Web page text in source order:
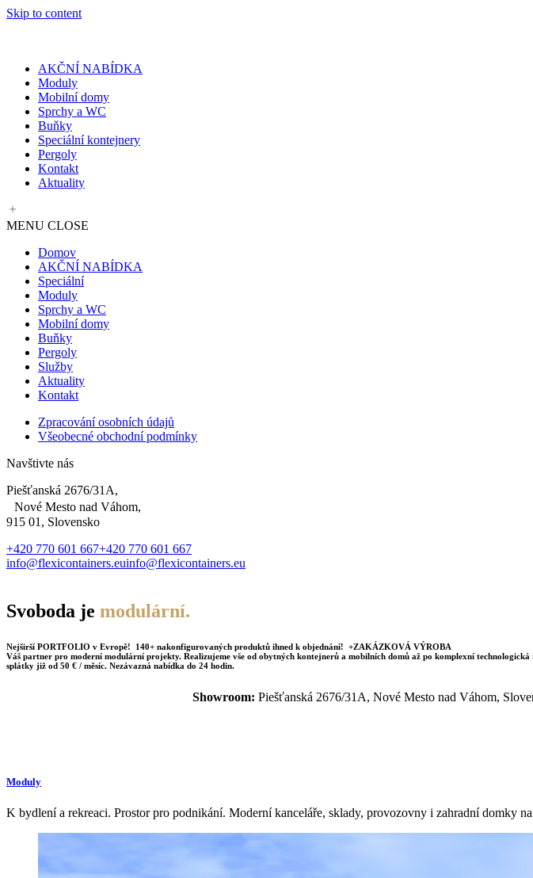
Skip to content
AKČNÍ NABÍDKA
Moduly
Mobilní domy
Sprchy a WC
Buňky
Speciální kontejnery
Pergoly
Kontakt
Aktuality
MENU CLOSE
Domov
AKČNÍ NABÍDKA
Speciální
Moduly
Sprchy a WC
Mobilní domy
Buňky
Pergoly
Služby
Aktuality
Kontakt
Zpracování osobních údajů
Všeobecné obchodní podmínky
Navštivte nás
Piešťanská 2676/31A,
Nové Mesto nad Váhom,
915 01, Slovensko
+420 770 601 667+420 770 601 667
info@flexicontainers.euinfo@flexicontainers.eu
Svoboda je modulární.
Nejširší PORTFOLIO v Evropě! 140+ nakonfigurovaných produktů ihned k objednání! +ZAKÁZKOVÁ VÝROBA
Váš partner pro moderní modulární projekty. Realizujeme vše od obytných kontejnerů a mobilních domů až po komplexní
splátky již od 50 € / měsíc. Nezávazná nabídka do 24 hodin.
Showroom: Piešťanská 2676/31A, Nové Mesto nad Váhom,
Moduly
K bydlení a rekreaci. Prostor pro podnikání. Moderní kanceláře, sklady, provozovny i zahradní domky